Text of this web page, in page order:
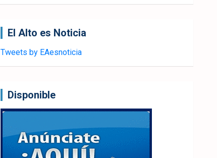
El Alto es Noticia
Tweets by EAesnoticia
Disponible